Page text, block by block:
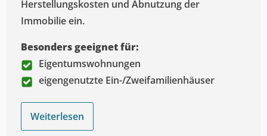
Herstellungskosten und Abnutzung der
Immobilie ein.
Besonders geeignet für:
Eigentumswohnungen
eigengenutzte Ein-/Zweifamilienhäuser
Weiterlesen